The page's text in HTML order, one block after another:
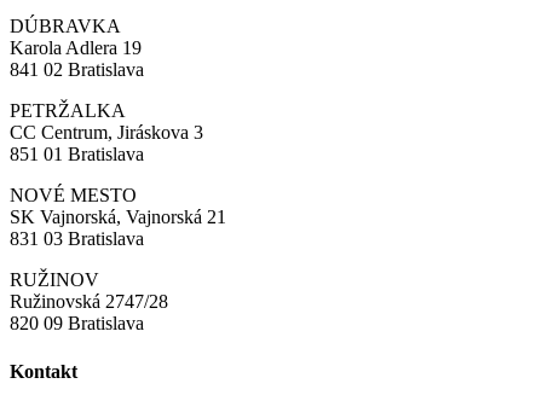
DÚBRAVKA
Karola Adlera 19
841 02 Bratislava
PETRŽALKA
CC Centrum, Jiráskova 3
851 01 Bratislava
NOVÉ MESTO
SK Vajnorská, Vajnorská 21
831 03 Bratislava
RUŽINOV
Ružinovská 2747/28
820 09 Bratislava
Kontakt